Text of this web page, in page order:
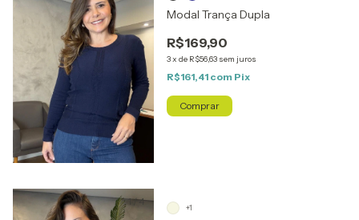
Modal Trança Dupla
R$169,90
3x de R$56,63 sem juros
R$161,41 com Pix
Comprar
1/4
+1